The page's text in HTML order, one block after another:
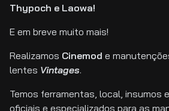
Thypoch e Laowa!
E em breve muito mais!
Realizamos Cinemod e
lentes Vintages.
Temos ferramentas, local, insumos
oficiais e especializados para as